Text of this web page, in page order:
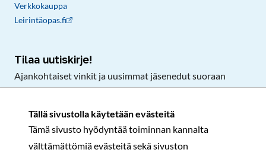
Tällä sivustolla käytetään evästeitä
Tämä sivusto hyödyntää toiminnan kannalta
välttämättömiä evästeitä sekä sivuston
Verkkokauppa
Leirintäopas.fi
Tilaa uutiskirje!
Ajankohtaiset vinkit ja uusimmat jäsenedut suoraan